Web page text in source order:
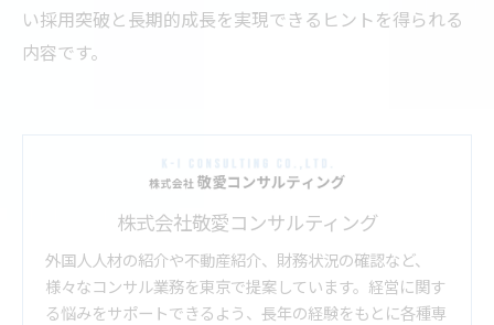
い採用突破と長期的成長を実現できるヒントを得られる
内容です。
株式会社敬愛コンサルティング
外国人人材の紹介や不動産紹介、財務状況の確認など、
様々なコンサル業務を東京で提案しています。経営に関す
る悩みをサポートできるよう、長年の経験をもとに各種専